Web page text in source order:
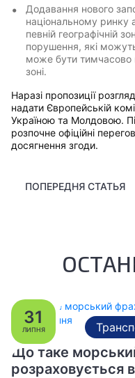
Додавання нового
національному ринку
певній географічній
порушення, які
може бути тимчасово
зоні.
Наразі пропозиції
надати Європейській
Україною та Молдовою.
розпочне офіційні
досягнення згоди.
ПОПЕРЕДНЯ СТАТЬЯ
Що таке
розраховується
31
ЛИПНЯ